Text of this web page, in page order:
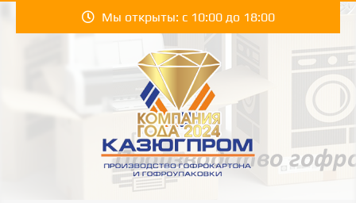
Мы открыты: с 10:00 до 18:00